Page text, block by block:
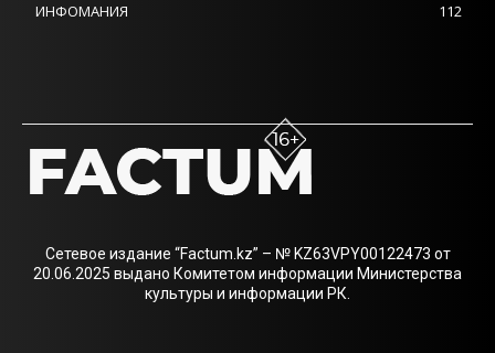
ИНФОМАНИЯ
112
Сетевое издание “Factum.kz” – № KZ63VPY00122473 от
20.06.2025 выдано Комитетом информации Министерства
культуры и информации РК.